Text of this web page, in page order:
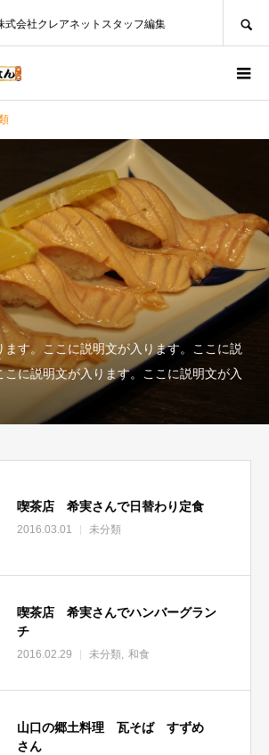
会社クレアネットスタッフ編集
ます。ここに説明文が入ります。ここに説
こに説明文が入ります。ここに説明文が入
喫茶店 希実さんで日替わり定食
2016.03.01 未分類
喫茶店 希実さんでハンバーグラン
チ
2016.02.29 未分類 和食
山口の郷土料理 瓦そば すずめ
さん